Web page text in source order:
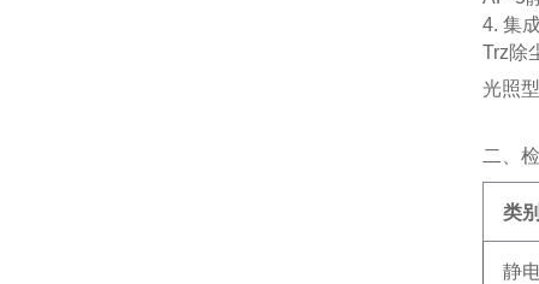
4. 集
Trz除
光照
二、
类
静